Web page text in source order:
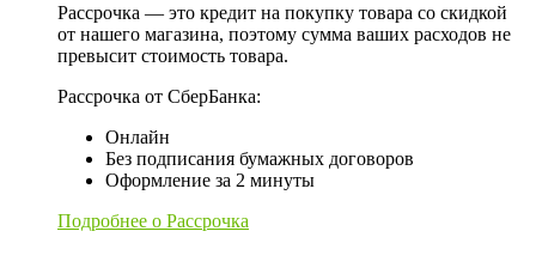
Рассрочка — это кредит на покупку товара со скидкой
от нашего магазина, поэтому сумма ваших расходов не
превысит стоимость товара.
Рассрочка от СберБанка:
Онлайн
Без подписания бумажных договоров
Оформление за 2 минуты
Подробнее о Рассрочка